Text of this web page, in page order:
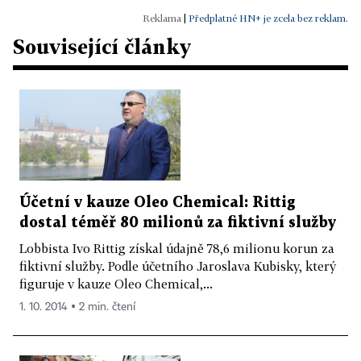
Nelíbila se mu například slova šéfa české pobočky
Transparency International (TIC) Davida
Ondráčky, který loni v březnu v televizi řekl, že
Amun.Re". Pražský městský soud Rittigovu žalobu
loni v září nepravomocně zamítl, letos v dubnu mu
tentýž soud nepřiznal ani nárok na omluvu a
odškodné od vydavatelství Mladá fronta kvůli
článku v týdeníku Euro, který pojednával o jeho
zapojení do solárního byznysu.
- V červnu 2013 jej místopředseda ČSSD a současný
ministr zahraničí Lubomír Zaorálek veřejně nazval
"lupičem". Rittig se kvůli tomu se Zaorálkem soudil
Předplatné HN+ je zcela bez reklam.
Související články
Účetní v kauze Oleo Chemical: Rittig
dostal téměř 80 milionů za fiktivní služby
Lobbista Ivo Rittig získal údajně 78,6 milionu korun za
fiktivní služby. Podle účetního Jaroslava Kubisky, který
figuruje v kauze Oleo Chemical,...
1. 10. 2014 ▪ 2 min. čtení